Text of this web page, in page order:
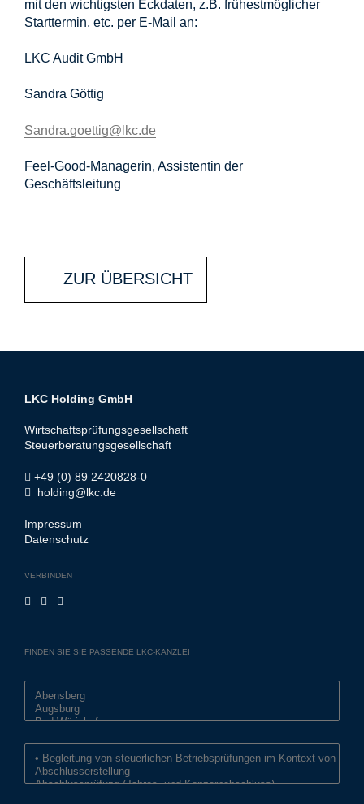
mit den wichtigsten Eckdaten, z.B. frühestmöglicher
Starttermin, etc. per E-Mail an:
LKC Audit GmbH
Sandra Göttig
Sandra.goettig@lkc.de
Feel-Good-Managerin, Assistentin der
Geschäftsleitung
ZUR ÜBERSICHT
LKC Holding GmbH
Wirtschaftsprüfungsgesellschaft
Steuerberatungsgesellschaft
+49 (0) 89 2420828-0
holding@lkc.de
Impressum
Datenschutz
VERBINDEN
FINDEN SIE SIE PASSENDE LKC-KANZLEI